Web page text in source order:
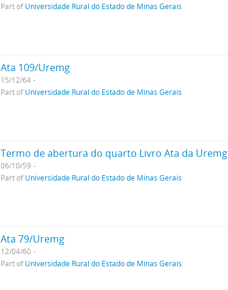
Part ofUniversidade Rural do Estado de Minas Gerais
Ata 109/Uremg
15/12/64
Part ofUniversidade Rural do Estado de Minas Gerais
Termo de abertura do quarto Livro Ata da Uremg
06/10/59
Part ofUniversidade Rural do Estado de Minas Gerais
Ata 79/Uremg
12/04/60
Part ofUniversidade Rural do Estado de Minas Gerais